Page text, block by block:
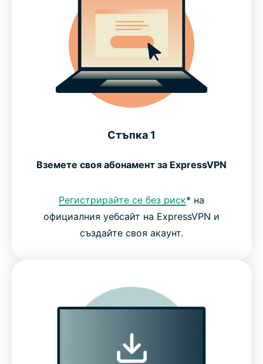
Стъпка 1
Вземете своя абонамент за ExpressVPN
Регистрирайте се без риск* на
официалния уебсайт на ExpressVPN и
създайте своя акаунт.